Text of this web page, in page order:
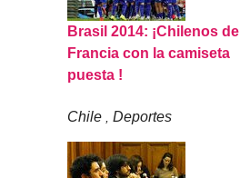
Brasil 2014: ¡Chilenos de
Francia con la camiseta
puesta !
Chile ,Deportes